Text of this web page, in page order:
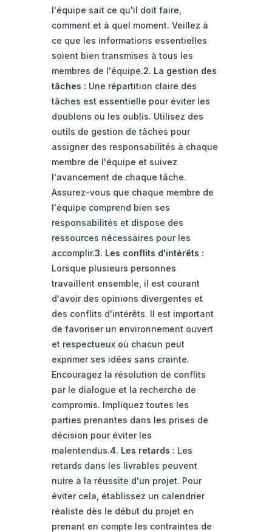
l'équipe sait ce qu'il doit faire,
comment et à quel moment. Veillez à
ce que les informations essentielles
soient bien transmises à tous les
membres de l'équipe.2. La gestion des
tâches : Une répartition claire des
tâches est essentielle pour éviter les
doublons ou les oublis. Utilisez des
outils de gestion de tâches pour
assigner des responsabilités à chaque
membre de l'équipe et suivez
l'avancement de chaque tâche.
Assurez-vous que chaque membre de
l'équipe comprend bien ses
responsabilités et dispose des
ressources nécessaires pour les
accomplir.3. Les conflits d'intérêts :
Lorsque plusieurs personnes
travaillent ensemble, il est courant
d'avoir des opinions divergentes et
des conflits d'intérêts. Il est important
de favoriser un environnement ouvert
et respectueux où chacun peut
exprimer ses idées sans crainte.
Encouragez la résolution de conflits
par le dialogue et la recherche de
compromis. Impliquez toutes les
parties prenantes dans les prises de
décision pour éviter les
malentendus.4. Les retards : Les
retards dans les livrables peuvent
nuire à la réussite d'un projet. Pour
éviter cela, établissez un calendrier
réaliste dès le début du projet en
prenant en compte les contraintes de